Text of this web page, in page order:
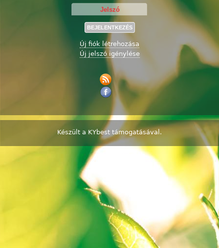
Új fiók létrehozása
Új jelszó igénylése
Készült a KYbest támogatásával.